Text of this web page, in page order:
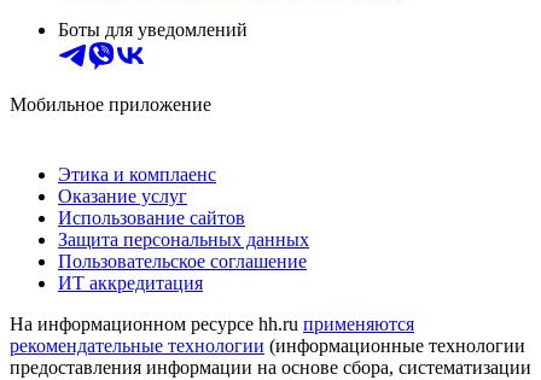
Боты для уведомлений
Мобильное приложение
Этика и комплаенс
Оказание услуг
Использование сайтов
Защита персональных данных
Пользовательское соглашение
ИТ аккредитация
На информационном ресурсе hh.ru применяются
рекомендательные технологии (информационные технологии
предоставления информации на основе сбора, систематизации